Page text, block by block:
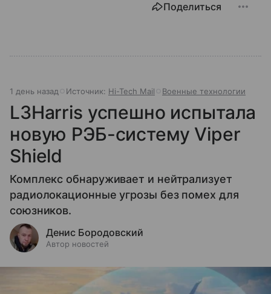
Поделиться
1 день назад Источник: Hi-Tech Mail Военные технологии
L3Harris успешно испытала
новую РЭБ-систему Viper
Shield
Комплекс обнаруживает и нейтрализует
радиолокационные угрозы без помех для
союзников.
Денис Бородовский
Автор новостей